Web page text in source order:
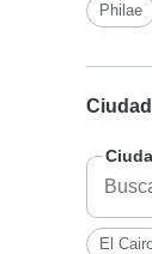
Philae
El